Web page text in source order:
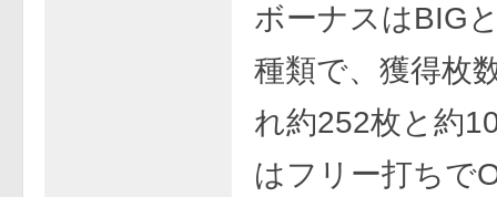
ボーナスはBIG
種類で、獲得枚
れ約252枚と約
はフリー打ちで